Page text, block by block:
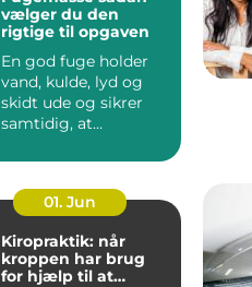
vælger du den
rigtige til opgaven
En god fuge holder
vand, kulde, lyd og
skidt ude og sikrer
samtidig, at
bevæge sig ud...
01. Jun
Kiropraktik: når
kroppen har brug
for hjælp til at